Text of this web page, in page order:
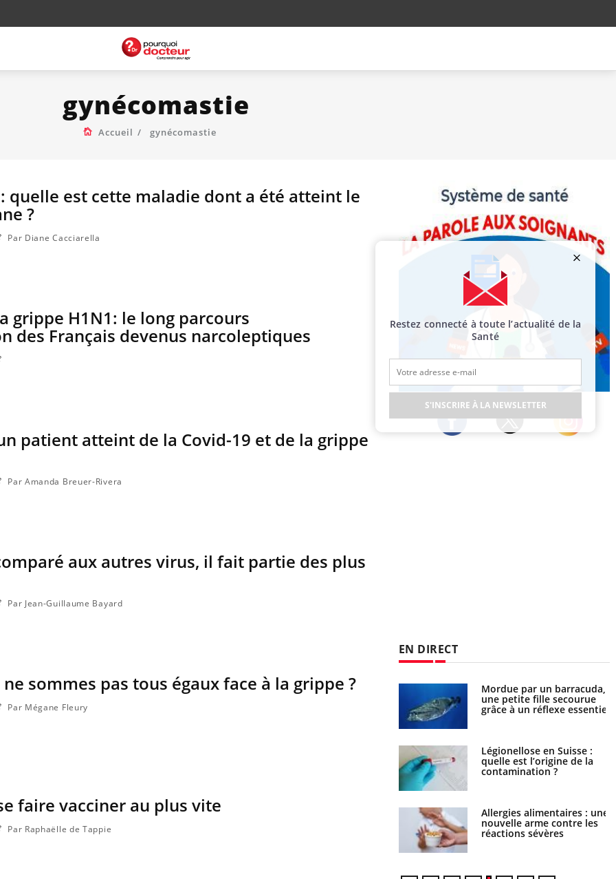
gynécomastie
Accueil gynécomastie
quelle est cette maladie dont a été atteint le
?
Par Diane Cacciarella
grippe H1N1: le long parcours
des Français devenus narcoleptiques
patient atteint de la Covid-19 et de la grippe
Par Amanda Breuer-Rivera
aux autres virus, il fait partie des plus
Par Jean-Guillaume Bayard
sommes pas tous égaux face à la grippe ?
Par Mégane Fleury
faire vacciner au plus vite
Par Raphaëlle de Tappie
EN DIRECT
Grossesse et chaleur : ce
Mordue par une tique en
coma pendant 42 jours
Mordue par un barracuda,
une petite fille secourue
grâce à un réflexe essentiel
Légionellose en Suisse :
quelle est l’origine de la
contamination ?
Allergies alimentaires : une
nouvelle arme contre les
réactions sévères
Comment gérer le sommeil
des enfants en vacances ?
Bilan prévention : ce que
les kinés pourront bientôt
faire
TDAH : quel est ce
traitement autorisé aux
États-Unis ?
Restez connecté à toute l’actualité de la
Santé
S'INSCRIRE À LA NEWSLETTER